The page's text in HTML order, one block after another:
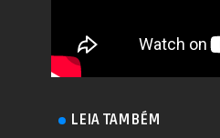
LEIA TAMBÉM